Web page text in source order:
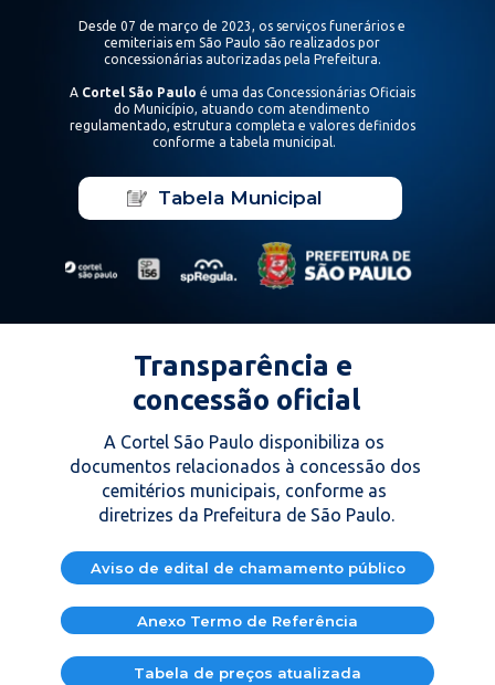
Desde 07 de março de 2023, os serviços funerários e
cemiteriais em São Paulo são realizados por
concessionárias autorizadas pela Prefeitura.
A Cortel São Paulo é uma das Concessionárias Oficiais
do Município, atuando com atendimento
regulamentado, estrutura completa e valores definidos
conforme a tabela municipal.
Tabela Municipal
Transparência e
concessão oficial
A Cortel São Paulo disponibiliza os
documentos relacionados à concessão dos
cemitérios municipais, conforme as
diretrizes da Prefeitura de São Paulo.
Aviso de edital de chamamento público
Anexo Termo de Referência
Tabela de preços atualizada